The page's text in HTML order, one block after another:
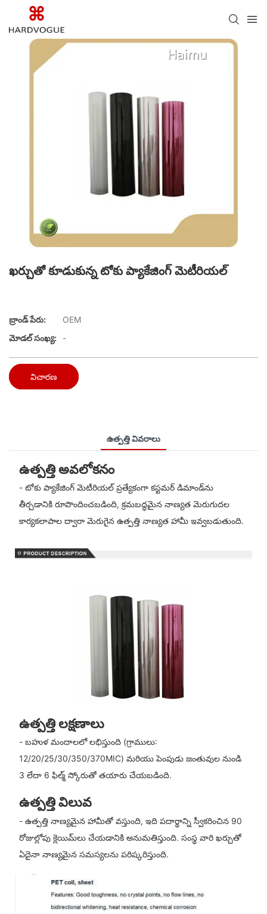
ఖర్చుతో కూడుకున్న టోకు ప్యాకేజింగ్ మెటీరియల్
బ్రాండ్ పేరు:
OEM
మోడల్ సంఖ్య:
-
విచారణ
ఉత్పత్తి వివరాలు
ఉత్పత్తి అవలోకనం
- టోకు ప్యాకేజింగ్ మెటీరియల్ ప్రత్యేకంగా కస్టమర్ డిమాండ్‌ను
తీర్చడానికి రూపొందించబడింది, క్రమబద్ధమైన నాణ్యత మెరుగుదల
కార్యకలాపాల ద్వారా మెరుగైన ఉత్పత్తి నాణ్యత హామీ ఇవ్వబడుతుంది.
ఉత్పత్తి లక్షణాలు
- బహుళ మందాలలో లభిస్తుంది (గ్రాములు:
12/20/25/30/350/370MIC) మరియు పెంపుడు జంతువుల నుండి
3 లేదా 6 ఫిల్మ్ స్కోరుతో తయారు చేయబడింది.
ఉత్పత్తి విలువ
- ఉత్పత్తి నాణ్యమైన హామీతో వస్తుంది, ఇది పదార్థాన్ని స్వీకరించిన 90
రోజుల్లోపు క్లెయిమ్‌లు చేయడానికి అనుమతిస్తుంది. సంస్థ వారి ఖర్చుతో
ఏదైనా నాణ్యమైన సమస్యలను పరిష్కరిస్తుంది.